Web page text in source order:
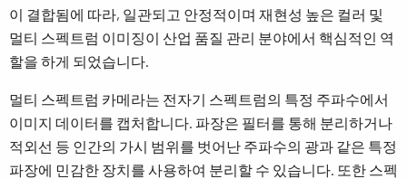
이 결합됨에 따라, 일관되고 안정적이며 재현성 높은 컬러 및
멀티 스펙트럼 이미징이 산업 품질 관리 분야에서 핵심적인 역
할을 하게 되었습니다.
멀티 스펙트럼 카메라는 전자기 스펙트럼의 특정 주파수에서
이미지 데이터를 캡처합니다. 파장은 필터를 통해 분리하거나
적외선 등 인간의 가시 범위를 벗어난 주파수의 광과 같은 특정
파장에 민감한 장치를 사용하여 분리할 수 있습니다. 또한 스펙